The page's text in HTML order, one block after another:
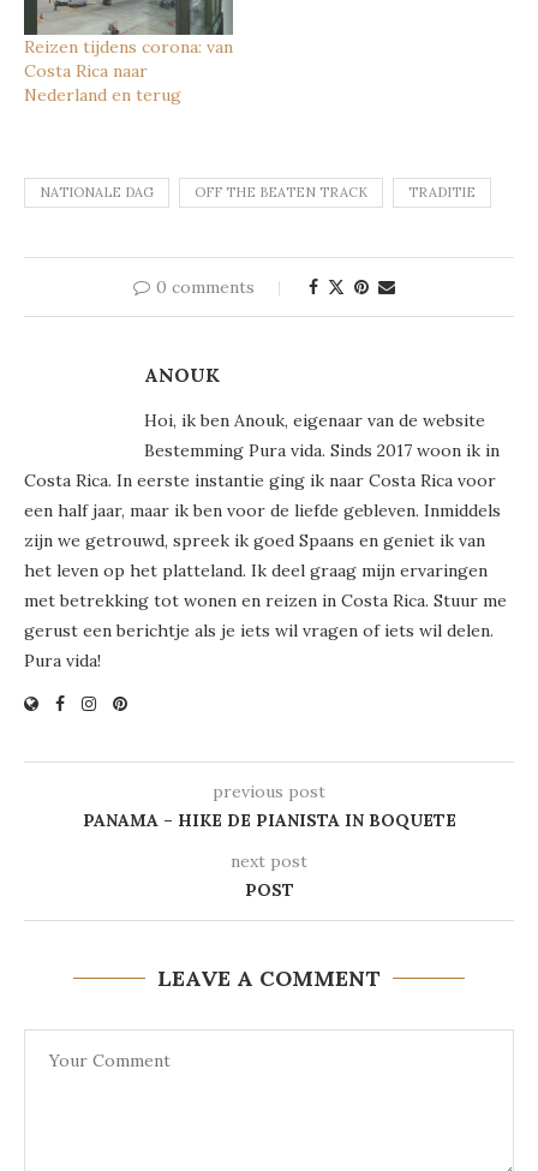
Reizen tijdens corona: van
Costa Rica naar
Nederland en terug
NATIONALE DAG OFF THE BEATEN TRACK TRADITIE
0 comments
ANOUK
Hoi, ik ben Anouk, eigenaar van de website
Bestemming Pura vida. Sinds 2017 woon ik in
Costa Rica. In eerste instantie ging ik naar Costa Rica voor
een half jaar, maar ik ben voor de liefde gebleven. Inmiddels
zijn we getrouwd, spreek ik goed Spaans en geniet ik van
het leven op het platteland. Ik deel graag mijn ervaringen
met betrekking tot wonen en reizen in Costa Rica. Stuur me
gerust een berichtje als je iets wil vragen of iets wil delen.
Pura vida!
previous post
PANAMA – HIKE DE PIANISTA IN BOQUETE
next post
POST
LEAVE A COMMENT